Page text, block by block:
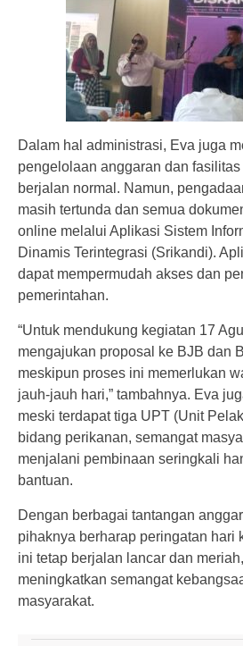
Dalam hal administrasi, Eva juga
pengelolaan anggaran dan
berjalan normal. Namun,
masih tertunda dan semua
online melalui Aplikasi Sistem
Dinamis Terintegrasi (Srikandi).
dapat mempermudah akses dan
pemerintahan.
“Untuk mendukung kegiatan 17
mengajukan proposal ke BJB dan
meskipun proses ini memerlukan
jauh-jauh hari,” tambahnya. Eva
meski terdapat tiga UPT (Unit
bidang perikanan, semangat
menjalani pembinaan seringkali
bantuan.
Dengan berbagai tantangan
pihaknya berharap peringatan hari
ini tetap berjalan lancar dan
meningkatkan semangat
masyarakat.